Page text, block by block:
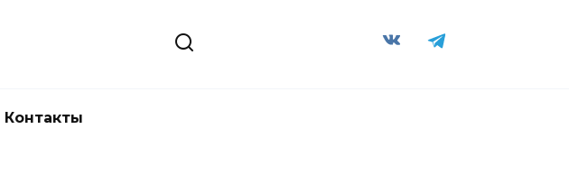
Контакты